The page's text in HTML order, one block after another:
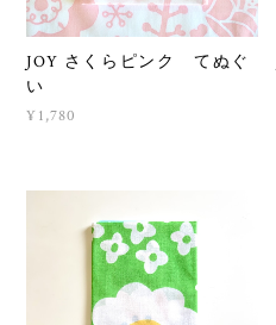
JOY さくらピンク てぬぐ
い
¥1,780